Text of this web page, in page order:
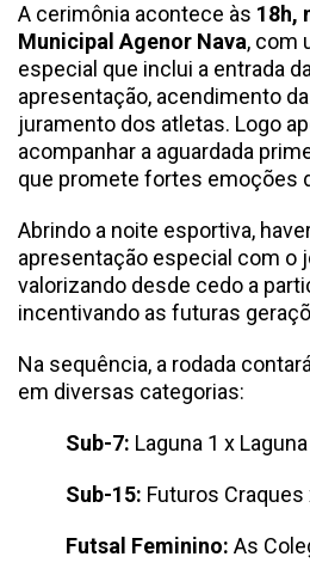
A cerimônia acontece às 18h,
Municipal Agenor Nava, com
especial que inclui a entrada
apresentação, acendimento
juramento dos atletas. Logo
acompanhar a aguardada
que promete fortes emoções
Abrindo a noite esportiva,
apresentação especial com o
valorizando desde cedo a
incentivando as futuras
Na sequência, a rodada
em diversas categorias:
Sub-7: Laguna 1 x
Sub-15: Futuros Craques
Futsal Feminino: As